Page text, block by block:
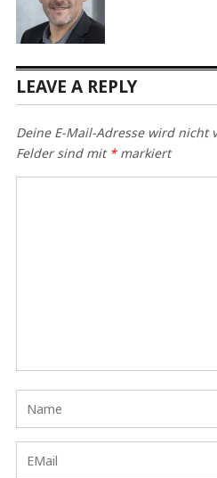
LEAVE A REPLY
Deine E-Mail-Adresse wird nicht
Felder sind mit *markiert